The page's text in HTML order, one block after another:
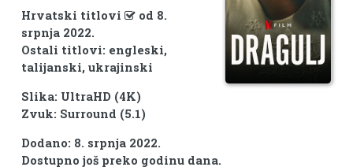
Hrvatski titlovi
od 8.
srpnja 2022.
Ostali titlovi: engleski,
talijanski, ukrajinski
Slika: UltraHD (4K)
Zvuk: Surround (5.1)
Dodano: 8. srpnja 2022.
Dostupno još preko godinu dana.